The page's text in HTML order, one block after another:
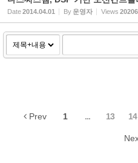
Date2014.04.01 By 운영자 Views 20206
Prev 1 ... 13 14